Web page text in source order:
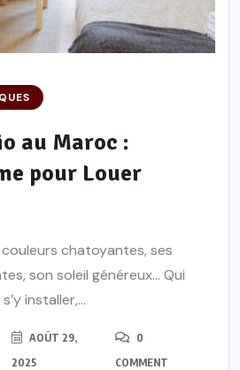
au Maroc :
pour Louer
couleurs chatoyantes, ses
son soleil généreux… Qui
installer,...
AOÛT 29,
2025
0
COMMENT